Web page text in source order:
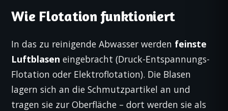
Wie Flotation funktioniert
In das zu reinigende Abwasser werden feinste
Luftblasen eingebracht (Druck-Entspannungs-
Flotation oder Elektroflotation). Die Blasen
lagern sich an die Schmutzpartikel an und
tragen sie zur Oberfläche – dort werden sie als